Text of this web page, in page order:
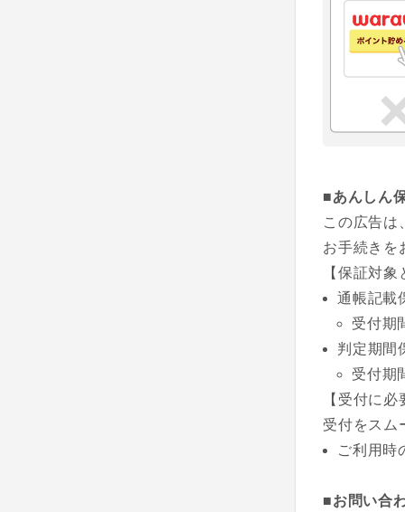
■あんしん
この広告は
お手続きを
【保証対
通帳記載
受付期
判定期間
受付期
【受付に
受付をスム
ご利用時
■お問い合